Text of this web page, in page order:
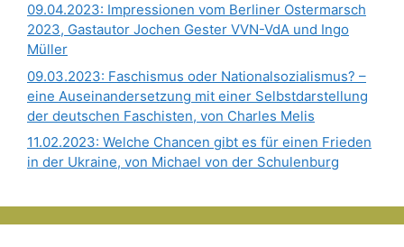
09.04.2023: Impressionen vom Berliner Ostermarsch
2023, Gastautor Jochen Gester VVN-VdA und Ingo
Müller
09.03.2023: Faschismus oder Nationalsozialismus? –
eine Auseinandersetzung mit einer Selbstdarstellung
der deutschen Faschisten, von Charles Melis
11.02.2023: Welche Chancen gibt es für einen Frieden
in der Ukraine, von Michael von der Schulenburg